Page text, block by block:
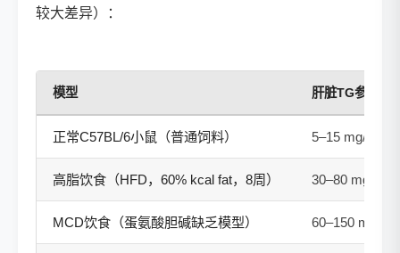
较大差异）：
模型 肝脏TG参考范
正常C57BL/6小鼠（普通饲料） 5–15 mg/g
高脂饮食（HFD，60% kcal fat，8周） 30–80 mg/g
MCD饮食（蛋氨酸胆碱缺乏模型） 60–150 mg/g